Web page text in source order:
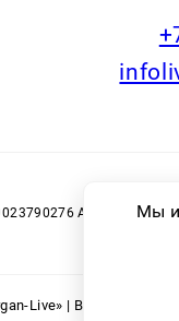
Адрес эл.
Live» | Все права
Мы